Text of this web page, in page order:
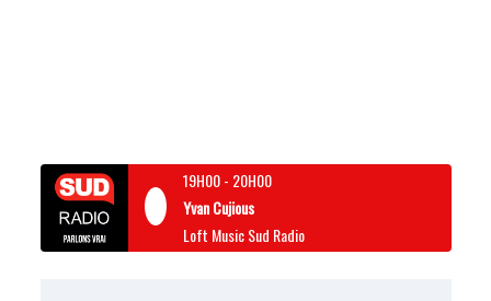
19H00- 20H00
Yvan Cujious
Loft Music Sud Radio